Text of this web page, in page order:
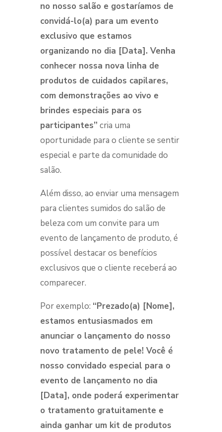
no nosso salão e gostaríamos de
convidá-lo(a) para um evento
exclusivo que estamos
organizando no dia [Data]. Venha
conhecer nossa nova linha de
produtos de cuidados capilares,
com demonstrações ao vivo e
brindes especiais para os
participantes” cria uma
oportunidade para o cliente se sentir
especial e parte da comunidade do
salão.
Além disso, ao enviar uma mensagem
para clientes sumidos do salão de
beleza com um convite para um
evento de lançamento de produto, é
possível destacar os benefícios
exclusivos que o cliente receberá ao
comparecer.
Por exemplo: “Prezado(a) [Nome],
estamos entusiasmados em
anunciar o lançamento do nosso
novo tratamento de pele! Você é
nosso convidado especial para o
evento de lançamento no dia
[Data], onde poderá experimentar
o tratamento gratuitamente e
ainda ganhar um kit de produtos